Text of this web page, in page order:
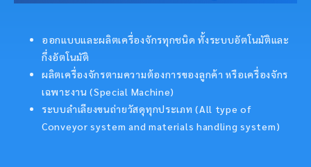
ออกแบบและผลิตเครื่องจักรทุกชนิด ทั้งระบบอัตโนมัติและ
กึ่งอัตโนมัติ
ผลิตเครื่องจักรตามความต้องการของลูกค้า หรือเครื่องจักร
เฉพาะงาน (Special Machine)
ระบบลำเลียงขนถ่ายวัสดุทุกประเภท (All type of
Conveyor system and materials handling system)